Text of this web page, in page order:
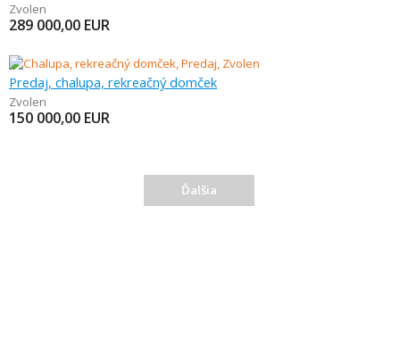
Zvolen
289 000,00 EUR
Predaj, chalupa, rekreačný domček
Zvolen
150 000,00 EUR
Ďalšia